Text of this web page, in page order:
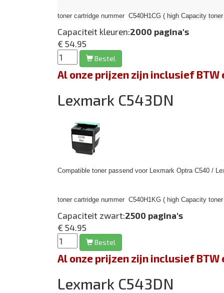
toner cartridge nummer C540H1CG ( high Capacity
Capaciteit kleuren:2000 pagina's
€ 54.95
Bestel
Al onze prijzen zijn inclusief
Lexmark C543DN
Compatible toner passend voor Lexmark Optra C540 /
toner cartridge nummer C540H1KG ( high Capacity
Capaciteit zwart:2500 pagina's
€ 54.95
Bestel
Al onze prijzen zijn inclusief
Lexmark C543DN